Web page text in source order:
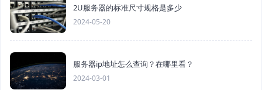
2U服务器的标准尺寸规格是多少
2024-05-20
服务器ip地址怎么查询？在哪里看？
2024-03-01